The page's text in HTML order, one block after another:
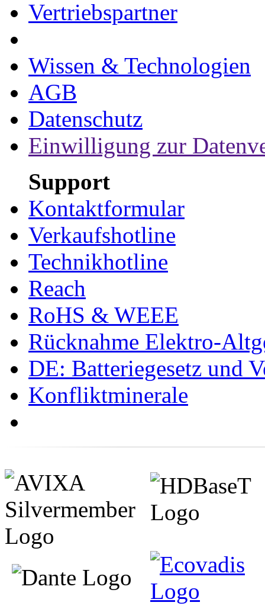
Vertriebspartner
Wissen & Technologien
AGB
Datenschutz
Einwilligung zur
Support
Kontaktformular
Verkaufshotline
Technikhotline
Reach
RoHS & WEEE
Rücknahme Elektro-
DE: Batteriegesetz und
Konfliktminerale